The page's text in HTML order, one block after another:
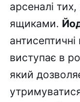
арсеналі
ящиками.
виступає в
який